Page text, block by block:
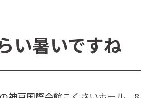
い暑いですね